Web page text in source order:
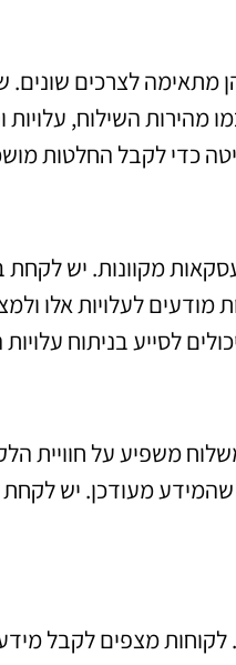
לצרכים שונים.
מהירות השילוח,
כדי לקבל החלטות
מקוונות. יש לקחת
מודעים לעלויות אלו
לסייע בניתוח
משפיע על חוויית
מעודכן. יש
לקוחות מצפים לקבל